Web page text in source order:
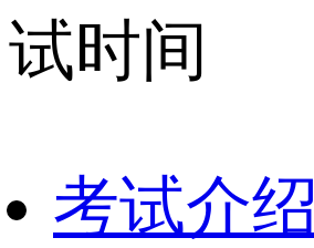
试时间
考试介绍